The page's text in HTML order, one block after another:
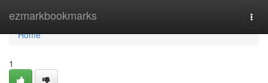
ezmarkbookmarks
Home
Home
1